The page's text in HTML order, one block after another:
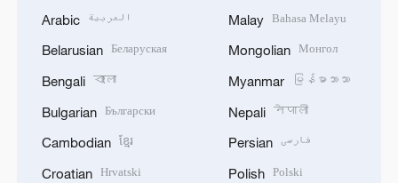
Arabic العربية
Belarusian Беларуская
Bengali বাংলা
Bulgarian Български
Cambodian ខ្មែរ
Croatian Hrvatski
Malay Bahasa Melayu
Mongolian Монгол
Myanmar မြန်မာဘာသာ
Nepali नेपाली
Persian فارسی
Polish Polski